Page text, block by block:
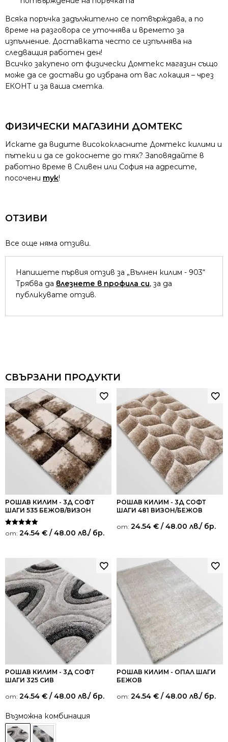
Всяка поръчка задължително се потвърждава, а по
време на разговора се уточнява и времето за
изпълнение. Доставката често се изпълнява на
следващия работен ден!
Всичко закупено от физически Домтекс магазин също
може да се достави до избрана от вас локация – чрез
ЕКОНТ и за ваша сметка.
ФИЗИЧЕСКИ МАГАЗИНИ ДОМТЕКС
Искате да видите висококласните Домтекс килими и
пътеки и да се докоснете до тях? Заповядайте в
работно време в Сливен или София на адресите,
посочени тук!
ОТЗИВИ
Все още няма отзиви.
Напишете първия отзив за „Вълнен килим - 903“
Трябва да влезнете в профила си, за да
публикувате отзив.
СВЪРЗАНИ ПРОДУКТИ
РОШАВ КИЛИМ - 3Д СОФТ
ШАГИ 535 БЕЖОВ/ВИЗОН
Оценено на
5.00
от: 24.54 € / 48.00 лв./ бр.
РОШАВ КИЛИМ - 3Д СОФТ
ШАГИ 481 ВИЗОН/БЕЖОВ
от: 24.54 € / 48.00 лв./ бр.
РОШАВ КИЛИМ - 3Д СОФТ
ШАГИ 325 СИВ
от: 24.54 € / 48.00 лв./ бр.
Възможна комбинация
РОШАВ КИЛИМ - ОПАЛ ШАГИ
БЕЖОВ
от: 24.54 € / 48.00 лв./ бр.